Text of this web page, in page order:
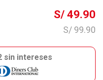
S/ 49.90
S/ 99.90
sin intereses